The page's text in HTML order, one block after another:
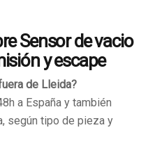
Sensor de vacio
y escape
de Lleida?
a España y también
según tipo de pieza y